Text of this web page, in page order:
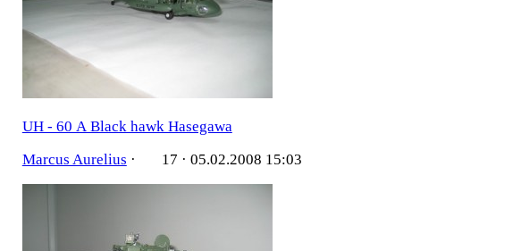
UH - 60 А Black hawk Hasegawa
Marcus Aurelius · 17 · 05.02.2008 15:03